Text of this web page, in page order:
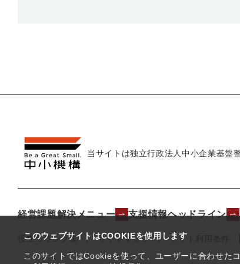
このウェブサイトはCOOKIEを使用します
このサイトではCookieを使って、ユーザーに合わせた
当サイトは独立行政法人中小企業基盤
経営課題解決メニュー 支援情報ヘッドライン
役立つリンク集 サイトマップ サイト利用条件